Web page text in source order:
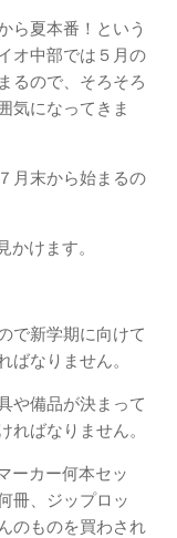
ら夏本番！という
オ中部では５月の
るので、そろそろ
気になってきま
月末から始まるの
かけます。
で新学期に向けて
ばなりません。
や備品が決まって
ればなりません。
ーカー何本セッ
冊、ジップロッ
のものを買わされ